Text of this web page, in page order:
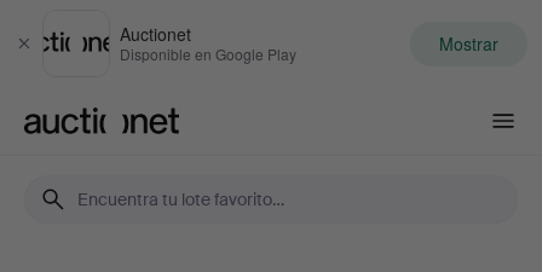
Cerrar
Auctionet
Disponible en Google Play Mostrar